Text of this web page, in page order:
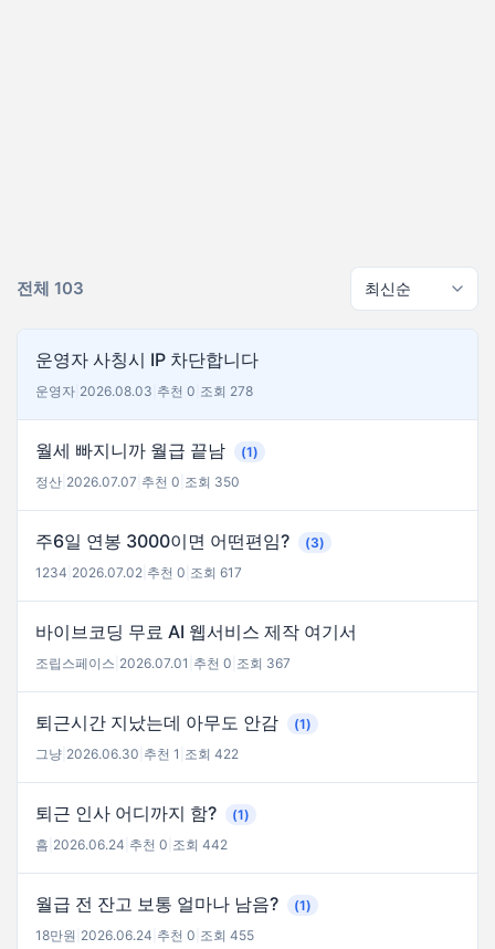
전체 103
운영자 사칭시 IP 차단합니다
운영자 2026.08.03 추천 0 조회 278
월세 빠지니까 월급 끝남
(1)
정산 2026.07.07 추천 0 조회 350
주6일 연봉 3000이면 어떤편임?
(3)
1234 2026.07.02 추천 0 조회 617
바이브코딩 무료 AI 웹서비스 제작 여기서
조립스페이스 2026.07.01 추천 0 조회 367
퇴근시간 지났는데 아무도 안감
(1)
그냥 2026.06.30 추천 1 조회 422
퇴근 인사 어디까지 함?
(1)
흠 2026.06.24 추천 0 조회 442
월급 전 잔고 보통 얼마나 남음?
(1)
18만원 2026.06.24 추천 0 조회 455